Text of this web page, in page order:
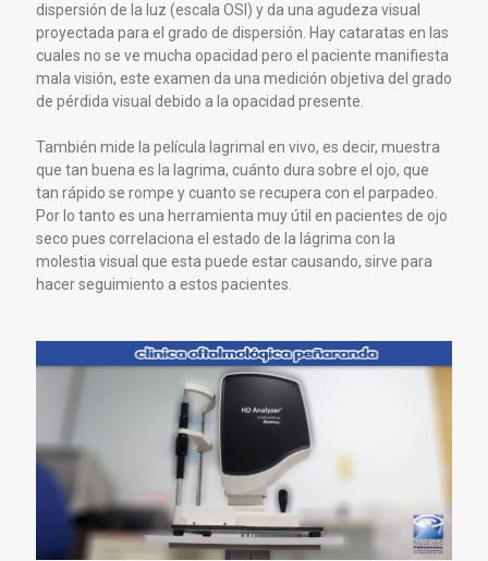
dispersión de la luz (escala OSI) y da una agudeza visual
proyectada para el grado de dispersión. Hay cataratas en las
cuales no se ve mucha opacidad pero el paciente manifiesta
mala visión, este examen da una medición objetiva del grado
de pérdida visual debido a la opacidad presente.
También mide la película lagrimal en vivo, es decir, muestra
que tan buena es la lagrima, cuánto dura sobre el ojo, que
tan rápido se rompe y cuanto se recupera con el parpadeo.
Por lo tanto es una herramienta muy útil en pacientes de ojo
seco pues correlaciona el estado de la lágrima con la
molestia visual que esta puede estar causando, sirve para
hacer seguimiento a estos pacientes.